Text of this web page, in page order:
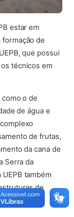
estar em
de
que possui
técnicos em
o de
de água e
de frutas,
da cana de
Serra da
também
de
coelhos,